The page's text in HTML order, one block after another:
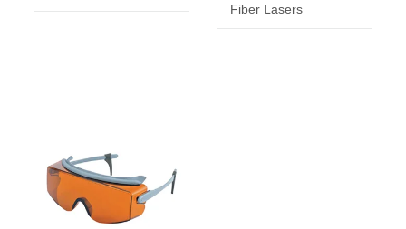
Fiber Lasers